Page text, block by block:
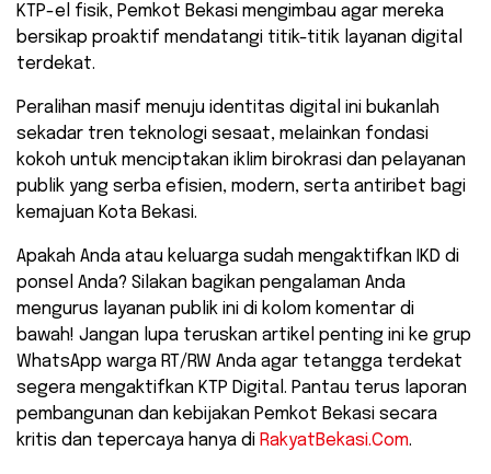
KTP-el fisik, Pemkot Bekasi mengimbau agar mereka
bersikap proaktif mendatangi titik-titik layanan digital
terdekat.
Peralihan masif menuju identitas digital ini bukanlah
sekadar tren teknologi sesaat, melainkan fondasi
kokoh untuk menciptakan iklim birokrasi dan pelayanan
publik yang serba efisien, modern, serta antiribet bagi
kemajuan Kota Bekasi.
​Apakah Anda atau keluarga sudah mengaktifkan IKD di
ponsel Anda? Silakan bagikan pengalaman Anda
mengurus layanan publik ini di kolom komentar di
bawah! Jangan lupa teruskan artikel penting ini ke grup
WhatsApp warga RT/RW Anda agar tetangga terdekat
segera mengaktifkan KTP Digital. Pantau terus laporan
pembangunan dan kebijakan Pemkot Bekasi secara
kritis dan tepercaya hanya di RakyatBekasi.Com.